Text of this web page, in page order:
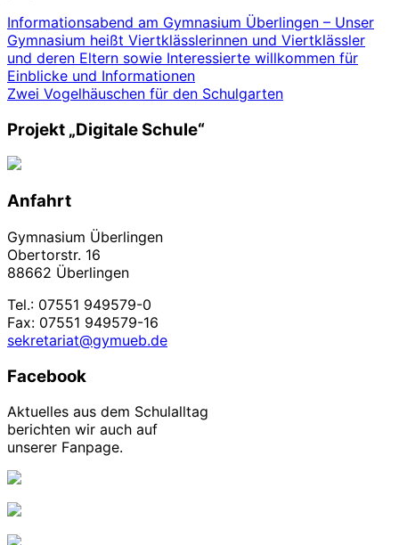
Beitrags-
Navigation
Informationsabend am Gymnasium Überlingen – Unser
Gymnasium heißt Viertklässlerinnen und Viertklässler
und deren Eltern sowie Interessierte willkommen für
Einblicke und Informationen
Zwei Vogelhäuschen für den Schulgarten
Projekt „Digitale Schule“
Anfahrt
Gymnasium Überlingen
Obertorstr. 16
88662 Überlingen
Tel.: 07551 949579-0
Fax: 07551 949579-16
sekretariat@gymueb.de
Facebook
Aktuelles aus dem Schulalltag
berichten wir auch auf
unserer Fanpage.